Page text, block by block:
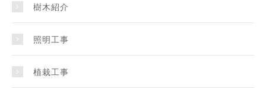
樹木紹介
照明工事
植栽工事